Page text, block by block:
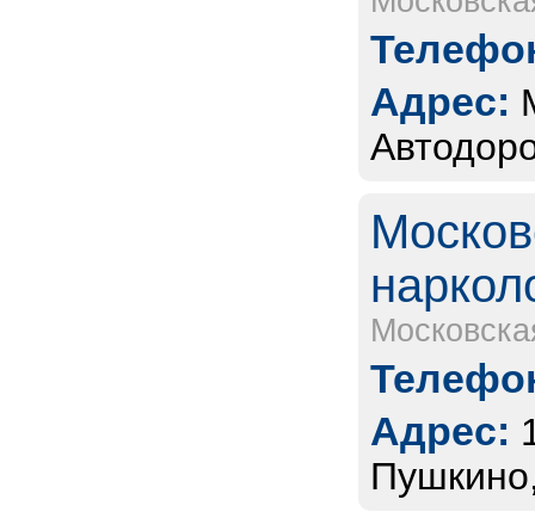
Адрес:
Адрес: